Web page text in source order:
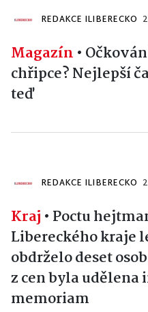
REDAKCE ILIBERECKO
Magazín •
chřipce? Nejlepší
teď
REDAKCE ILIBERECKO
Kraj • Poctu
Libereckého kraje
obdrželo deset
z cen byla udělena
memoriam